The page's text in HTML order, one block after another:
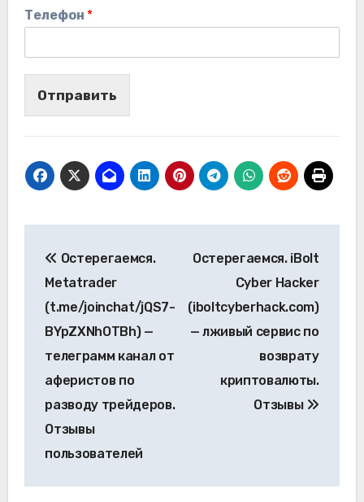
Телефон *
Отправить
по
записям
Остерегаемся.
Metatrader
(t.me/joinchat/jQS7-
BYpZXNhOTBh) —
телеграмм канал от
аферистов по
разводу трейдеров.
Отзывы
пользователей
Остерегаемся. iBolt
Cyber Hacker
(iboltcyberhack.com)
— лживый сервис по
возврату
криптовалюты.
Отзывы